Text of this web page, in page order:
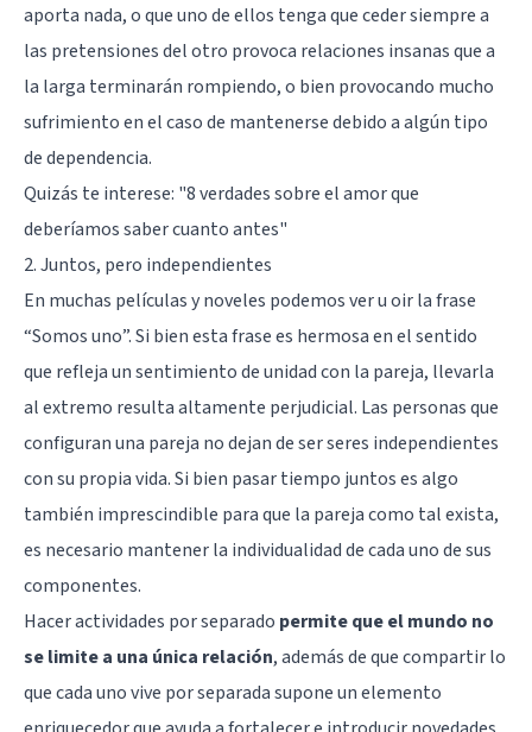
aporta nada, o que uno de ellos tenga que ceder siempre a
las pretensiones del otro provoca relaciones insanas que a
la larga terminarán rompiendo, o bien provocando mucho
sufrimiento en el caso de mantenerse debido a algún tipo
de dependencia.
Quizás te interese: "8 verdades sobre el amor que
deberíamos saber cuanto antes"
2. Juntos, pero independientes
En muchas películas y noveles podemos ver u oir la frase
“Somos uno”. Si bien esta frase es hermosa en el sentido
que refleja un sentimiento de unidad con la pareja, llevarla
al extremo resulta altamente perjudicial. Las personas que
configuran una pareja no dejan de ser seres independientes
con su propia vida. Si bien pasar tiempo juntos es algo
también imprescindible para que la pareja como tal exista,
es necesario mantener la individualidad de cada uno de sus
componentes.
Hacer actividades por separado permite que el mundo no
se limite a una única relación, además de que compartir lo
que cada uno vive por separada supone un elemento